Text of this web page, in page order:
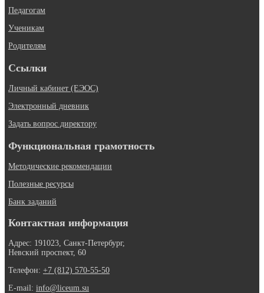
Педагогам
Ученикам
Родителям
Ссылки
Личный кабинет (ЕЭОС)
Электронный дневник
Задать вопрос директору
Функциональная грамотность
Методические рекомендации
Полезные ресурсы
Банк заданий
Контактная информация
Адрес: 191023, Санкт-Петербург,
Невский проспект, 60
Телефон: +7 (812) 570-55-50
E-mail: info@liceum.su